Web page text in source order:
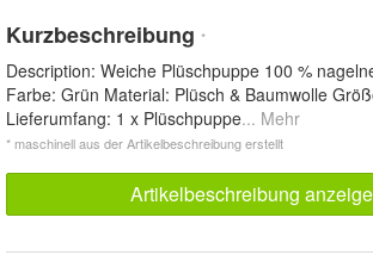
Kurzbeschreibung *
Description: Weiche Plüschpuppe 100 %
Farbe: Grün Material: Plüsch & Baumwolle
Lieferumfang: 1 x Plüschpuppe... Mehr
* maschinell aus der Artikelbeschreibung erstellt
Artikelbeschreibung